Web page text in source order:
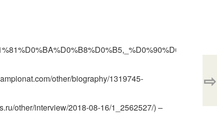
other/biography/1319745-
other/interview/2018-08-16/1_2562527/) –
⇨